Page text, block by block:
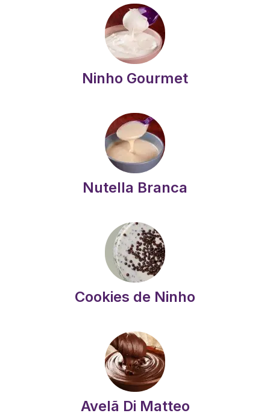
Ninho Gourmet
Nutella Branca
Cookies de Ninho
Avelã Di Matteo